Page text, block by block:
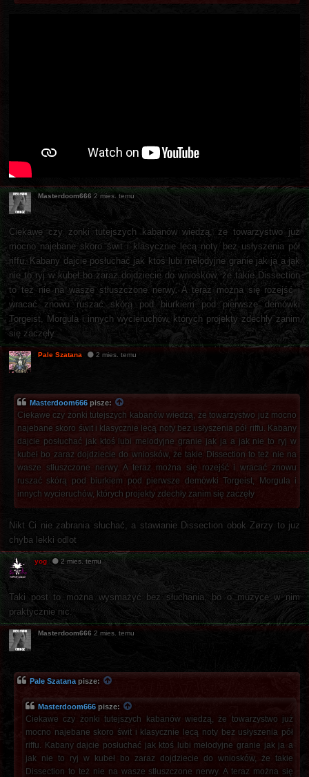
Masterdoom666 2 mies. temu
Ciekawe czy żonki tutejszych kabanów wiedzą, że towarzystwo już
mocno najebane skoro świt i klasycznie lecą noty bez usłyszenia pół
riffu. Kabany dajcie posłuchać jak ktoś lubi melodyjne granie jak ja a jak
nie to ryj w kubeł bo zaraz dojdziecie do wniosków, że takie Dissection
to też nie na wasze stłuszczone nerwy. A teraz można się rozejść i
wracać znowu ruszać skórą pod biurkiem pod pierwsze demówki
Torgeist, Morgula i innych wycieruchów, których projekty zdechły zanim
się zaczęły
Pale Szatana 2 mies. temu
Masterdoom666 pisze:
Ciekawe czy żonki tutejszych kabanów wiedzą, że towarzystwo już mocno
najebane skoro świt i klasycznie lecą noty bez usłyszenia pół riffu. Kabany
dajcie posłuchać jak ktoś lubi melodyjne granie jak ja a jak nie to ryj w
kubeł bo zaraz dojdziecie do wniosków, że takie Dissection to też nie na
wasze stłuszczone nerwy. A teraz można się rozejść i wracać znowu
ruszać skórą pod biurkiem pod pierwsze demówki Torgeist, Morgula i
innych wycieruchów, których projekty zdechły zanim się zaczęły
Nikt Ci nie zabrania słuchać, a stawianie Dissection obok Zørzy to juz
chyba lekki odlot
yog 2 mies. temu
Taki post to można wysmażyć bez słuchania, bo o muzyce w nim
praktycznie nic.
Masterdoom666 2 mies. temu
Pale Szatana pisze:
Masterdoom666 pisze:
Ciekawe czy żonki tutejszych kabanów wiedzą, że towarzystwo już
mocno najebane skoro świt i klasycznie lecą noty bez usłyszenia pół
riffu. Kabany dajcie posłuchać jak ktoś lubi melodyjne granie jak ja a
jak nie to ryj w kubeł bo zaraz dojdziecie do wniosków, że takie
Dissection to też nie na wasze stłuszczone nerwy. A teraz można się